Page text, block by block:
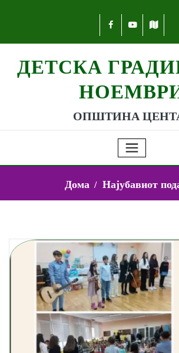
ДЕТСКА
ОПШТИНА
Дома Најубавиот